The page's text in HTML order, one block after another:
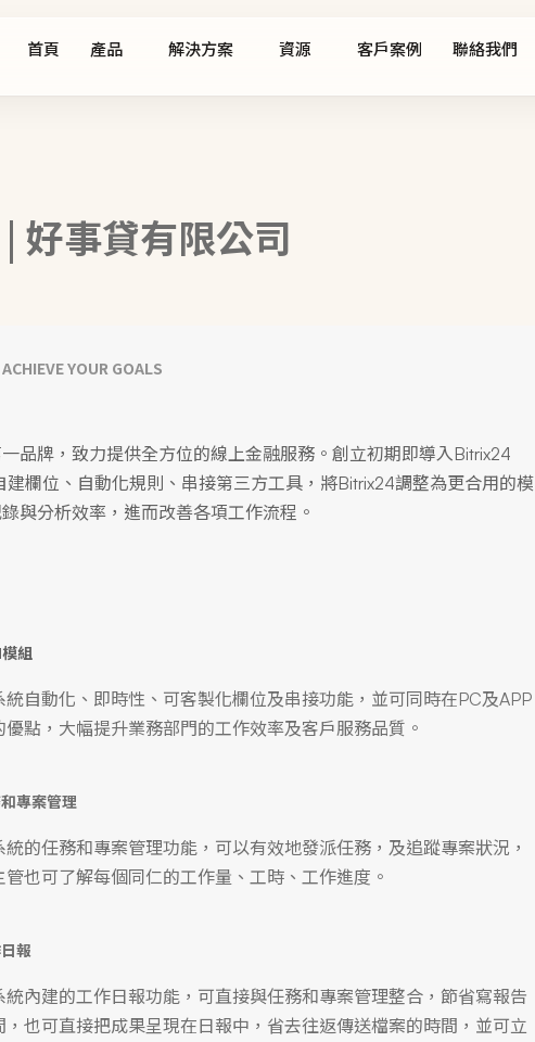
首頁 產品 解決方案 資源 客戶案例 聯絡我們
好事貸有限公司
YOUR GOALS
品牌，致力提供全方位的線上金融服務。創立初期即導入Bitrix24
建欄位、自動化規則、串接第三方工具，將Bitrix24調整為更合用的模
與分析效率，進而改善各項工作流程。
組
統自動化、即時性、可客製化欄位及串接功能，並可同時在PC及APP
優點，大幅提升業務部門的工作效率及客戶服務品質。
專案管理
統的任務和專案管理功能，可以有效地發派任務，及追蹤專案狀況，
管也可了解每個同仁的工作量、工時、工作進度。
報
統內建的工作日報功能，可直接與任務和專案管理整合，節省寫報告
，也可直接把成果呈現在日報中，省去往返傳送檔案的時間，並可立